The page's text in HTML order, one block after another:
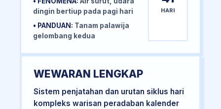
dingin bertiup pada pagi hari
• PANDUAN: Tanam palawija
gelombang kedua
HARI
WEWARAN LENGKAP
Sistem penjatahan dan urutan siklus hari
kompleks warisan peradaban kalender